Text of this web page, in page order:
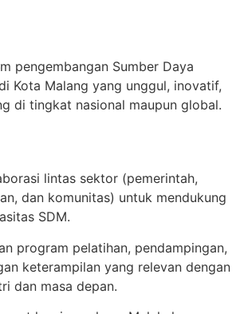
pengembangan Sumber Daya
Kota Malang yang unggul, inovatif,
di tingkat nasional maupun global.
lintas sektor (pemerintah,
dan komunitas) untuk mendukung
SDM.
program pelatihan, pendampingan,
keterampilan yang relevan dengan
dan masa depan.